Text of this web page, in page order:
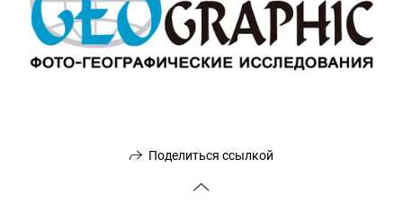
Поделиться ссылкой